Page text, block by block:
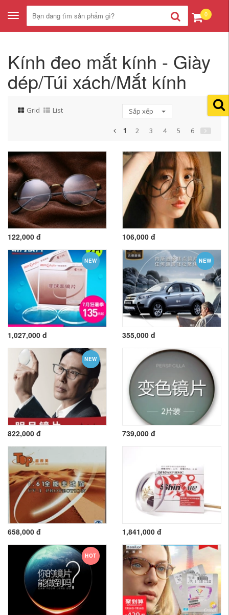
Toggle
navigation
0
Kính đeo mắt kính - Giày
dép/Túi xách/Mắt kính
Grid List Sắp xếp
1 2 3 4 5 6
122,000 đ 106,000 đ
NEW
1,027,000 đ
NEW
355,000 đ
NEW
822,000 đ 739,000 đ
658,000 đ 1,841,000 đ
HOT